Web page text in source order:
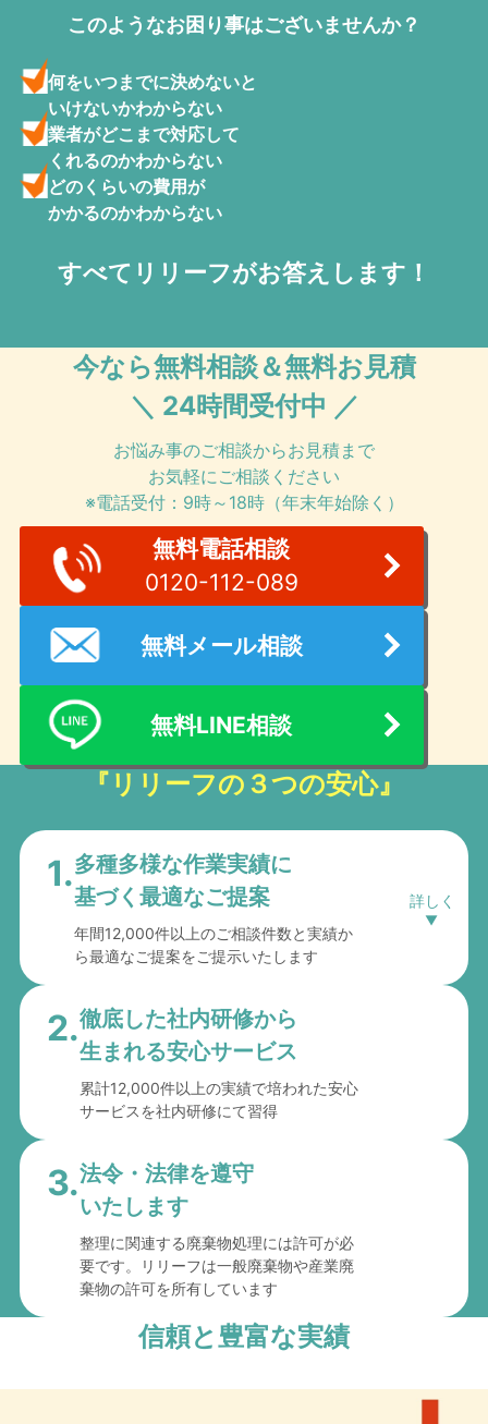
このようなお困り事はございませんか？
何をいつまでに決めないと
いけないかわからない
業者がどこまで対応して
くれるのかわからない
どのくらいの費用が
かかるのかわからない
すべてリリーフがお答えします！
今なら無料相談＆無料お見積
＼ 24時間受付中 ／
お悩み事のご相談からお見積まで
お気軽にご相談ください
※電話受付：9時～18時（年末年始除く）
無料電話相談
0120-112-089
無料メール相談
無料LINE相談
『リリーフの３つの安心』
1.多種多様な作業実績に
基づく最適なご提案
年間12,000件以上のご相談件数と実績か
ら最適なご提案をご提示いたします
2.徹底した社内研修から
生まれる安心サービス
累計12,000件以上の実績で培われた安心
サービスを社内研修にて習得
3.法令・法律を遵守
いたします
整理に関連する廃棄物処理には許可が必
要です。リリーフは一般廃棄物や産業廃
棄物の許可を所有しています
信頼と豊富な実績